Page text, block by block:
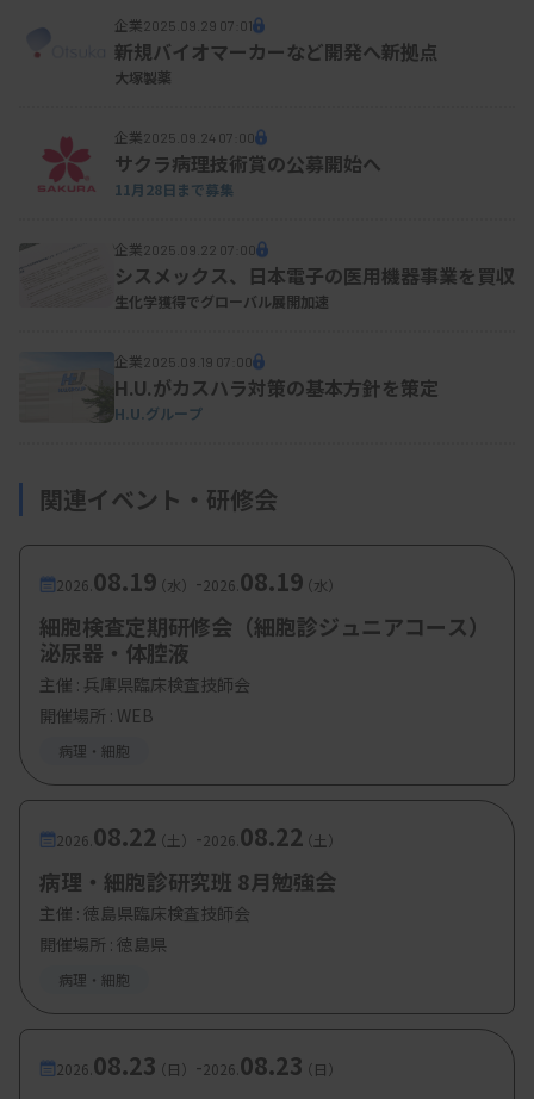
企業2025.09.29 07:01
新規バイオマーカーなど開発へ新拠点
大塚製薬
企業2025.09.24 07:00
サクラ病理技術賞の公募開始へ
11月28日まで募集
企業2025.09.22 07:00
シスメックス、日本電子の医用機器事業を買収
生化学獲得でグローバル展開加速
企業2025.09.19 07:00
H.U.がカスハラ対策の基本方針を策定
H.U.グループ
関連イベント・研修会
2026. 08.19（水） -2026. 08.19（水）
細胞検査定期研修会（細胞診ジュニアコース）
泌尿器・体腔液
主催 : 兵庫県臨床検査技師会
開催場所 : WEB
病理・細胞
2026. 08.22（土） -2026. 08.22（土）
病理・細胞診研究班 8月勉強会
主催 : 徳島県臨床検査技師会
開催場所 : 徳島県
病理・細胞
2026. 08.23（日） -2026. 08.23（日）